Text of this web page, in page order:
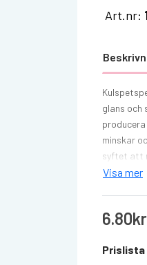
Art.nr:
glans och
minskar
syftet att
Visa mer
6.80kr
Prislista